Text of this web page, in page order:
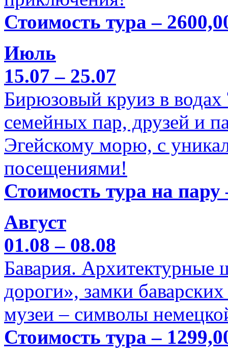
Стоимость тура –
Июль
15.07 – 25.07
Бирюзовый круиз в
семейных пар, друзей и
Эгейскому морю, с
посещениями!
Стоимость тура на пару
Август
01.08 – 08.08
Бавария. Архитектурные
дороги», замки
музеи – символы
Стоимость тура –